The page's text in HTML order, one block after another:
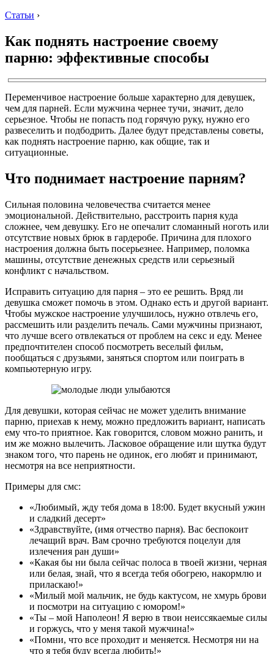
Статьи ›
Как поднять настроение своему
парню: эффективные способы
Переменчивое настроение больше характерно для девушек,
чем для парней. Если мужчина чернее тучи, значит, дело
серьезное. Чтобы не попасть под горячую руку, нужно его
развеселить и подбодрить. Далее будут представлены советы,
как поднять настроение парню, как общие, так и
ситуационные.
Что поднимает настроение парням?
Сильная половина человечества считается менее
эмоциональной. Действительно, расстроить парня куда
сложнее, чем девушку. Его не опечалит сломанный ноготь или
отсутствие новых брюк в гардеробе. Причина для плохого
настроения должна быть посерьезнее. Например, поломка
машины, отсутствие денежных средств или серьезный
конфликт с начальством.
Исправить ситуацию для парня – это ее решить. Вряд ли
девушка сможет помочь в этом. Однако есть и другой вариант.
Чтобы мужское настроение улучшилось, нужно отвлечь его,
рассмешить или разделить печаль. Сами мужчины признают,
что лучше всего отвлекаться от проблем на секс и еду. Менее
предпочтителен способ посмотреть веселый фильм,
пообщаться с друзьями, заняться спортом или поиграть в
компьютерную игру.
Для девушки, которая сейчас не может уделить внимание
парню, приехав к нему, можно предложить вариант, написать
ему что-то приятное. Как говорится, словом можно ранить, и
им же можно вылечить. Ласковое обращение или шутка будут
знаком того, что парень не одинок, его любят и принимают,
несмотря на все неприятности.
Примеры для смс:
«Любимый, жду тебя дома в 18:00. Будет вкусный ужин
и сладкий десерт»
«Здравствуйте, (имя отчество парня). Вас беспокоит
лечащий врач. Вам срочно требуются поцелуи для
излечения ран души»
«Какая бы ни была сейчас полоса в твоей жизни, черная
или белая, знай, что я всегда тебя обогрею, накормлю и
приласкаю!»
«Милый мой мальчик, не будь кактусом, не хмурь брови
и посмотри на ситуацию с юмором!»
«Ты – мой Наполеон! Я верю в твои неиссякаемые силы
и горжусь, что у меня такой мужчина!»
«Помни, что все проходит и меняется. Несмотря ни на
что я тебя буду всегда любить!»